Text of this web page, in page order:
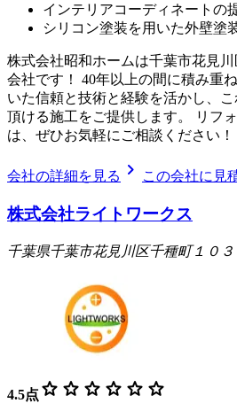
インテリアコーディネートの
シリコン塗装を用いた外壁塗
株式会社昭和ホームは千葉市花見
会社です！ 40年以上の間に積み重
いた信頼と技術と経験を活かし、
頂ける施工をご提供します。 リフ
は、ぜひお気軽にご相談ください！
会社の詳細を見る chevron_right この会社に見
株式会社ライトワークス
千葉県千葉市花見川区千種町１０３
4.5点 star star star star star star